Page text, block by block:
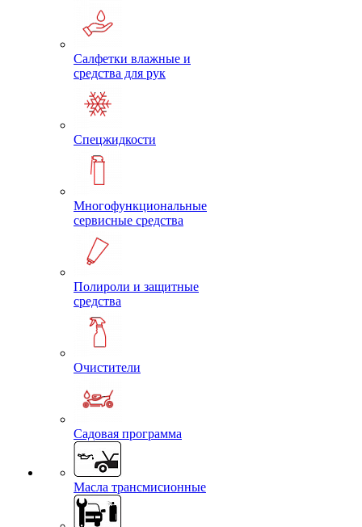
Салфетки влажные и
средства для рук
Спецжидкости
Многофункциональные
сервисные средства
Полироли и защитные
средства
Очистители
Садовая программа
Масла трансмисионные